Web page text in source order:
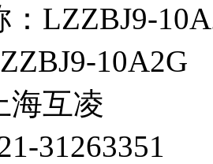
LZZBJ9-
10A2G
海互凌
31263351